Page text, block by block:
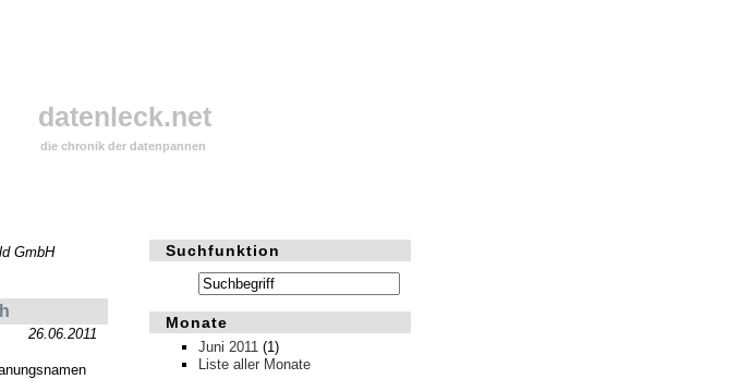
datenleck.net
die chronik der datenpannen
Suchfunktion
Monate
Juni 2011 (1)
Liste aller Monate
GmbH
26.06.2011